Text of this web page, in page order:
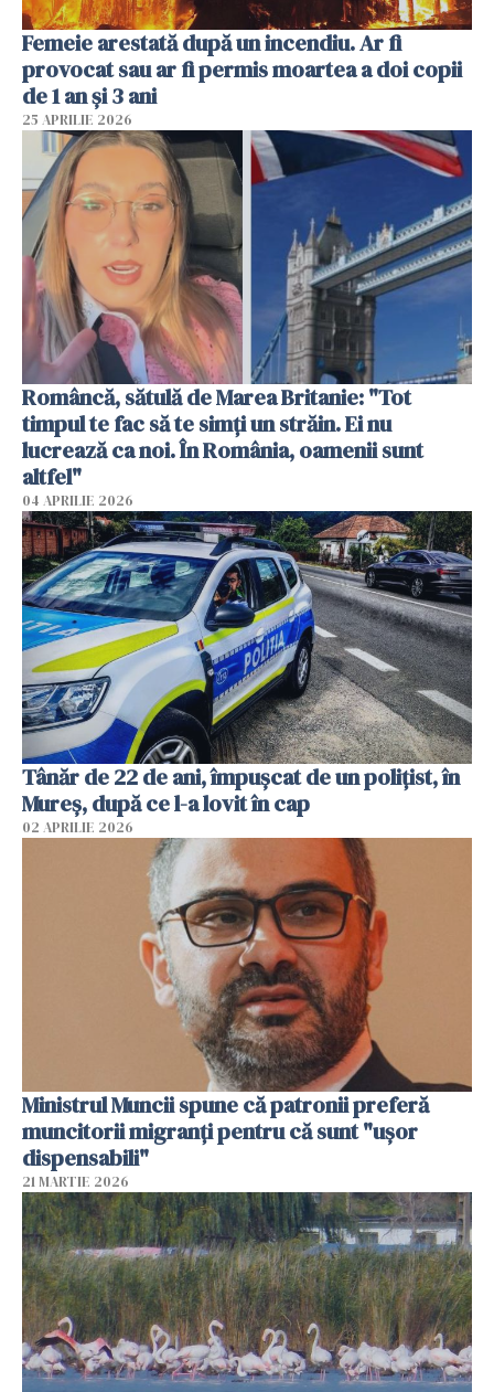
Femeie arestată după un incendiu. Ar fi
provocat sau ar fi permis moartea a doi copii
de 1 an și 3 ani
25 APRILIE 2026
Româncă, sătulă de Marea Britanie: "Tot
timpul te fac să te simți un străin. Ei nu
lucrează ca noi. În România, oamenii sunt
altfel"
04 APRILIE 2026
Tânăr de 22 de ani, împușcat de un polițist, în
Mureș, după ce l-a lovit în cap
02 APRILIE 2026
Ministrul Muncii spune că patronii preferă
muncitorii migranți pentru că sunt "uşor
dispensabili"
21 MARTIE 2026